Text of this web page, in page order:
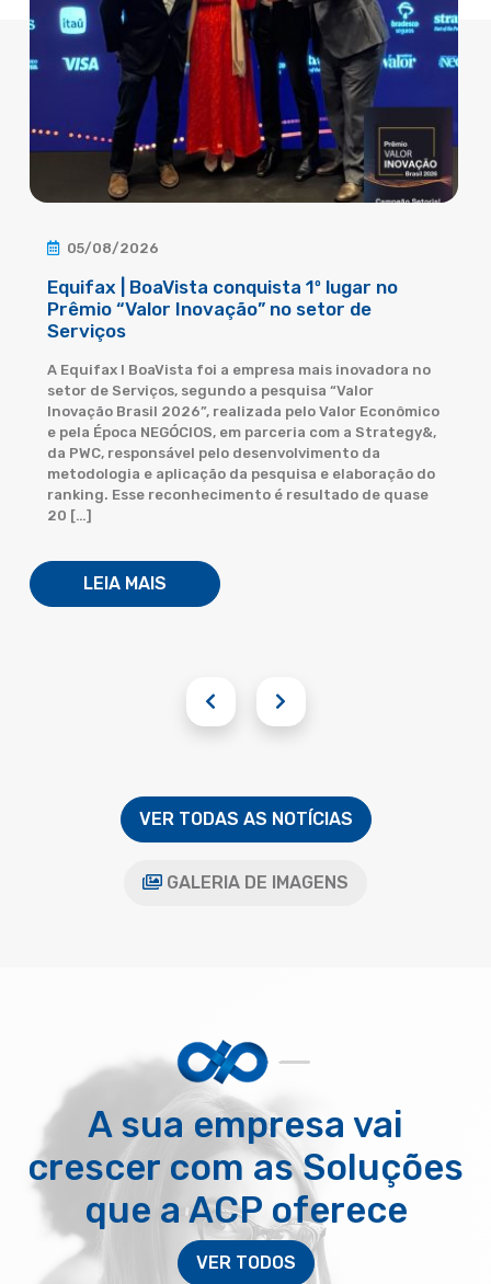
05/08/2026
Equifax | BoaVista conquista 1º lugar no
Prêmio “Valor Inovação” no setor de
Serviços
A Equifax I BoaVista foi a empresa mais inovadora no
setor de Serviços, segundo a pesquisa “Valor
Inovação Brasil 2026”, realizada pelo Valor Econômico
e pela Época NEGÓCIOS, em parceria com a Strategy&,
da PWC, responsável pelo desenvolvimento da
metodologia e aplicação da pesquisa e elaboração do
ranking. Esse reconhecimento é resultado de quase
20 […]
LEIA MAIS
VER TODAS AS NOTÍCIAS
GALERIA DE IMAGENS
A sua empresa vai
crescer com as Soluções
que a ACP oferece
VER TODOS